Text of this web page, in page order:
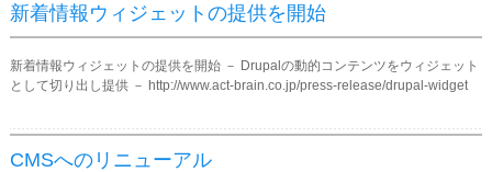
新着情報ウィジェットの提供を開始
新着情報ウィジェットの提供を開始 － Drupalの動的コンテンツをウィジェット
として切り出し提供 － http://www.act-brain.co.jp/press-release/drupal-widget
CMSへのリニューアル